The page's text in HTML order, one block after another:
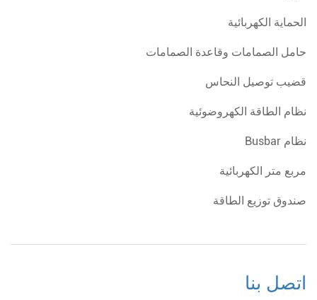
الحماية الكهربائية
حامل الصمامات وقاعدة الصمامات
قضيب توصيل النحاس
نظام الطاقة الكهروضوئية
نظام Busbar
مربع متر الكهربائية
صندوق توزيع الطاقة
اتصل بنا